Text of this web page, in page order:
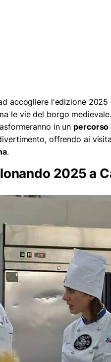
accogliere l'edizione 2025
le vie del borgo
in un percorso
offrendo ai
.
2025 a